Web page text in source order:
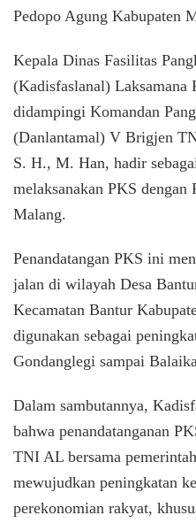
Pedopo Agung Kabupaten
Kepala Dinas Fasilitas
(Kadisfaslanal) Laksamana
didampingi Komandan
(Danlantamal) V Brigjen
S. H., M. Han, hadir
melaksanakan PKS dengan
Malang.
Penandatangan PKS ini
jalan di wilayah Desa
Kecamatan Bantur
digunakan sebagai
Gondanglegi sampai
Dalam sambutannya,
bahwa penandatanganan
TNI AL bersama
mewujudkan peningkatan
perekonomian rakyat,